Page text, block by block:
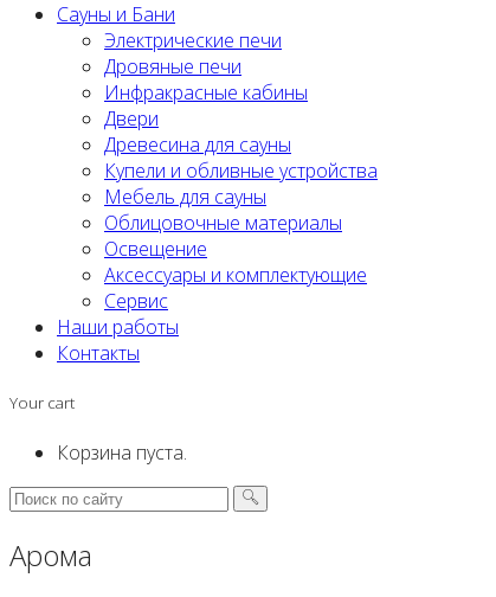
Сауны и Бани
Электрические печи
Дровяные печи
Инфракрасные кабины
Двери
Древесина для сауны
Купели и обливные устройства
Мебель для сауны
Облицовочные материалы
Освещение
Аксессуары и комплектующие
Сервис
Наши работы
Контакты
Your cart
Корзина пуста.
Арома